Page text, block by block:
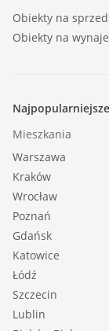
Linie
Opłaty w
Opłaty wg
Rodzaj
Piwnica [m2]:
Stan lokalu:
Okna: PCV |
Balkon: duży |
Obiekty na
Obiekty na
Mieszkania
Warszawa
Kraków
Wrocław
Poznań
Gdańsk
Katowice
Łódź
Szczecin
Lublin